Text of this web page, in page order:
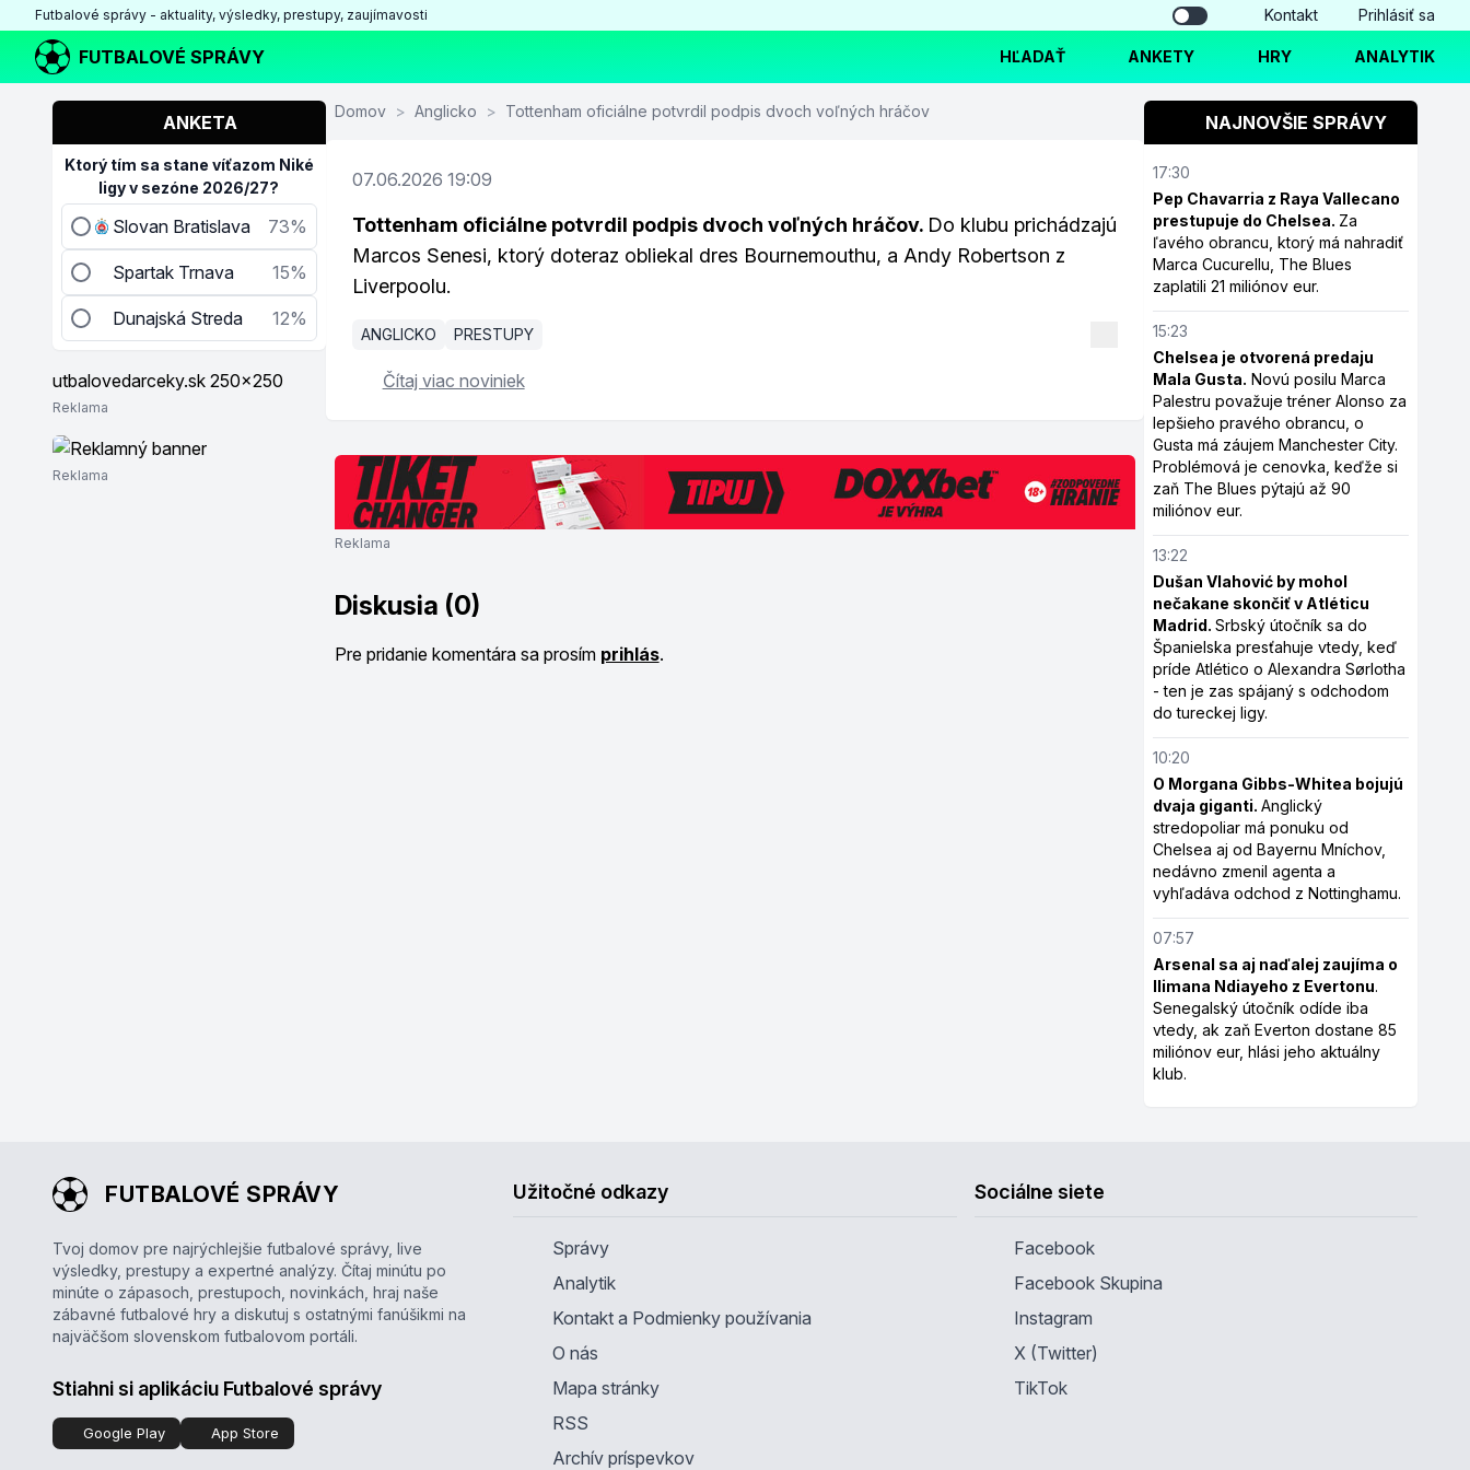
Futbalové správy - aktuality, výsledky, prestupy, zaujímavosti Kontakt Prihlásiť sa
FUTBALOVÉ SPRÁVY HĽADAŤ ANKETY HRY ANALYTIK
ANKETA
Ktorý tím sa stane víťazom Niké
ligy v sezóne 2026/27?
Slovan Bratislava 73%
Spartak Trnava 15%
Dunajská Streda 12%
Reklama
Reklama
Domov > Anglicko > Tottenham oficiálne potvrdil podpis dvoch voľných hráčov
07.06.2026 19:09
Tottenham oficiálne potvrdil podpis dvoch voľných hráčov. Do klubu prichádzajú
Marcos Senesi, ktorý doteraz obliekal dres Bournemouthu, a Andy Robertson z
Liverpoolu.
ANGLICKO PRESTUPY
Čítaj viac noviniek
Reklama
Diskusia (0)
Pre pridanie komentára sa prosím prihlás.
NAJNOVŠIE SPRÁVY
17:30
Pep Chavarria z Raya Vallecano
prestupuje do Chelsea. Za
ľavého obrancu, ktorý má nahradiť
Marca Cucurellu, The Blues
zaplatili 21 miliónov eur.
15:23
Chelsea je otvorená predaju
Mala Gusta. Novú posilu Marca
Palestru považuje tréner Alonso za
lepšieho pravého obrancu, o
Gusta má záujem Manchester City.
Problémová je cenovka, keďže si
zaň The Blues pýtajú až 90
miliónov eur.
13:22
Dušan Vlahović by mohol
nečakane skončiť v Atléticu
Madrid.Srbský útočník sa do
Španielska presťahuje vtedy, keď
príde Atlético o Alexandra Sørlotha
- ten je zas spájaný s odchodom
do tureckej ligy.
10:20
O Morgana Gibbs-Whitea bojujú
dvaja giganti.Anglický
stredopoliar má ponuku od
Chelsea aj od Bayernu Mníchov,
nedávno zmenil agenta a
vyhľadáva odchod z Nottinghamu.
07:57
Arsenal sa aj naďalej zaujíma o
Ilimana Ndiayeho z Evertonu.
Senegalský útočník odíde iba
vtedy, ak zaň Everton dostane 85
miliónov eur, hlási jeho aktuálny
klub.
FUTBALOVÉ SPRÁVY
Tvoj domov pre najrýchlejšie futbalové správy, live
výsledky, prestupy a expertné analýzy. Čítaj minútu po
minúte o zápasoch, prestupoch, novinkách, hraj naše
zábavné futbalové hry a diskutuj s ostatnými fanúšikmi na
najväčšom slovenskom futbalovom portáli.
Stiahni si aplikáciu Futbalové správy
Google Play App Store
Užitočné odkazy
Správy
Analytik
Kontakt a Podmienky používania
O nás
Mapa stránky
RSS
Archív príspevkov
Sociálne siete
Facebook
Facebook Skupina
Instagram
X (Twitter)
TikTok